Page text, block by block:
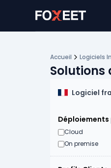
Accueil Logiciels
Solutions
Logiciel
Cloud
On premise